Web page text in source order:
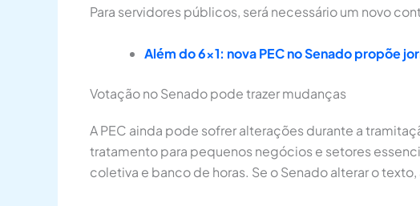
Para servidores públicos, será necessário um novo
Além do 6×1: nova PEC no Senado propõe
Votação no Senado pode trazer mudanças
A PEC ainda pode sofrer alterações durante a
tratamento para pequenos negócios e setores
coletiva e banco de horas. Se o Senado alterar o